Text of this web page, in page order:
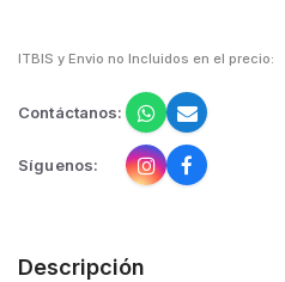
ITBIS y Envio no Incluidos en el precio:
Contáctanos:
Síguenos:
Descripción